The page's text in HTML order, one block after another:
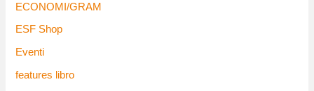
ECONOMI/GRAM
ESF Shop
Eventi
features libro